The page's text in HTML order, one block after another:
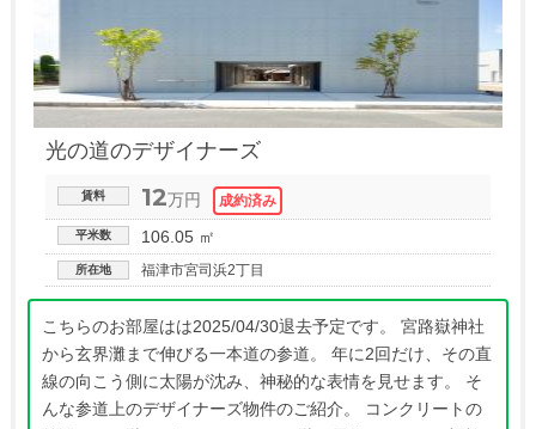
光の道のデザイナーズ
賃料 12万円
平米数 106.05 ㎡
所在地 福津市宮司浜2丁目
こちらのお部屋はは2025/04/30退去予定です。 宮路嶽神社
から玄界灘まで伸びる一本道の参道。 年に2回だけ、その直
線の向こう側に太陽が沈み、神秘的な表情を見せます。 そ
んな参道上のデザイナーズ物件のご紹介。 コンクリートの